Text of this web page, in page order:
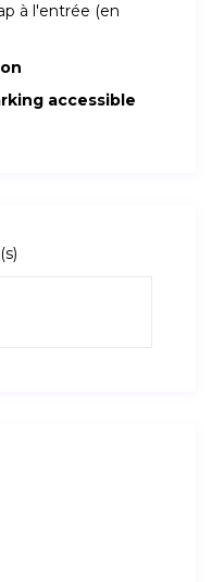
à l'entrée (en
accessible